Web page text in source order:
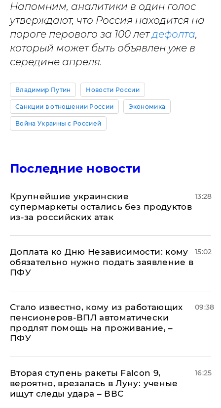
Напомним, аналитики в один голос
утверждают, что Россия находится на
пороге перового за 100 летдефолта,
который может быть объявлен уже в
середине апреля.
Владимир Путин Новости России
Санкции в отношении России Экономика
Война Украины с Россией
Последние новости
Крупнейшие украинские
супермаркеты остались без продуктов
из-за российских атак
13:28
Доплата ко Дню Независимости: кому
обязательно нужно подать заявление в
ПФУ
15:02
Стало известно, кому из работающих
пенсионеров-ВПЛ автоматически
продлят помощь на проживание, –
ПФУ
09:38
Вторая ступень ракеты Falcon 9,
вероятно, врезалась в Луну: ученые
ищут следы удара – ВВС
16:25